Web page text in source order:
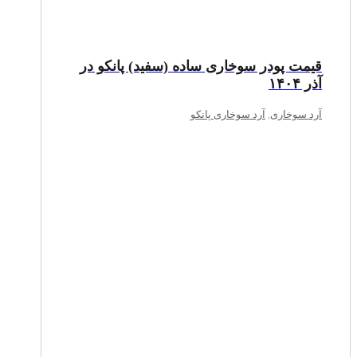
قیمت پودر سوخاری ساده (سفید) پانکو در
آذر ۱۴۰۴
آرد سوخاری آرد سوخاری پانکو